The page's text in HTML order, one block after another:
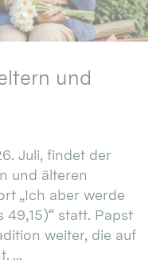
und
Juli, findet der
und älteren
„Ich aber werde
statt. Papst
weiter, die auf
...